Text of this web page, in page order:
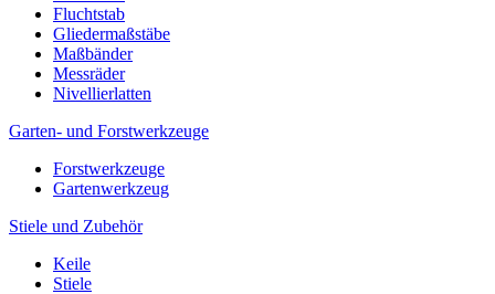
Fluchtstab
Gliedermaßstäbe
Maßbänder
Messräder
Nivellierlatten
Garten- und Forstwerkzeuge
Forstwerkzeuge
Gartenwerkzeug
Stiele und Zubehör
Keile
Stiele